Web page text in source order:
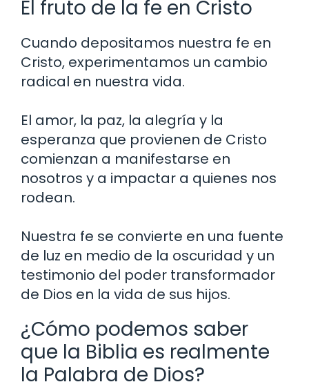
El fruto de la fe en Cristo
Cuando depositamos nuestra fe en
Cristo, experimentamos un cambio
radical en nuestra vida.
El amor, la paz, la alegría y la
esperanza que provienen de Cristo
comienzan a manifestarse en
nosotros y a impactar a quienes nos
rodean.
Nuestra fe se convierte en una fuente
de luz en medio de la oscuridad y un
testimonio del poder transformador
de Dios en la vida de sus hijos.
¿Cómo podemos saber
que la Biblia es realmente
la Palabra de Dios?